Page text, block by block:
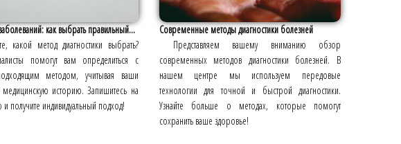
как выбрать правильный...
какой метод диагностики выбрать?
помогут вам определиться с
методом, учитывая ваши
историю. Запишитесь на
и получите индивидуальный подход!
Современные методы диагностики болезней
Представляем вашему вниманию обзор
современных методов диагностики болезней. В
нашем центре мы используем передовые
технологии для точной и быстрой диагностики.
Узнайте больше о методах, которые помогут
сохранить ваше здоровье!